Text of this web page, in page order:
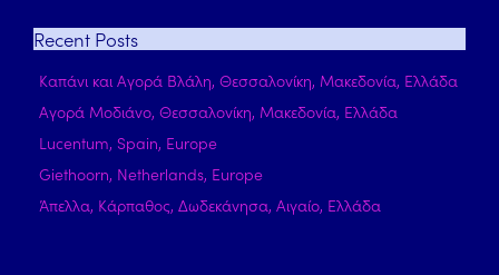
Recent Posts
Καπάνι και Αγορά Βλάλη, Θεσσαλονίκη, Μακεδονία, Ελλάδα
Αγορά Μοδιάνο, Θεσσαλονίκη, Μακεδονία, Ελλάδα
Lucentum, Spain, Europe
Giethoorn, Netherlands, Europe
Άπελλα, Κάρπαθος, Δωδεκάνησα, Αιγαίο, Ελλάδα